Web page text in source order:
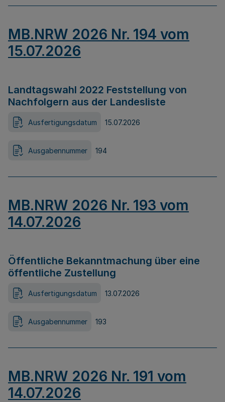
MB.NRW 2026 Nr. 194 vom
15.07.2026
Landtagswahl 2022 Feststellung von
Nachfolgern aus der Landesliste
Ausfertigungsdatum 15.07.2026
Ausgabennummer 194
MB.NRW 2026 Nr. 193 vom
14.07.2026
Öffentliche Bekanntmachung über eine
öffentliche Zustellung
Ausfertigungsdatum 13.07.2026
Ausgabennummer 193
MB.NRW 2026 Nr. 191 vom
14.07.2026